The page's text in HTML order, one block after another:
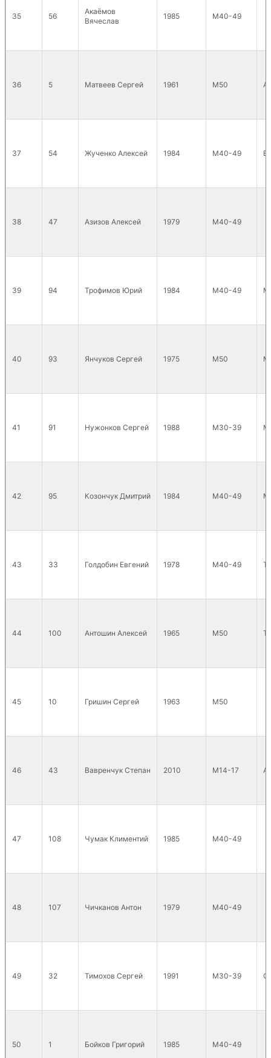
35 56
Акаёмов
Вячеслав
1985 М40-49
36 5 Матвеев Сергей 1961 М50
37 54 Жученко Алексей 1984 М40-49
38 47 Азизов Алексей 1979 М40-49
39 94 Трофимов Юрий 1984 М40-49
40 93 Янчуков Сергей 1975 М50
41 91 Нужонков Сергей 1988 М30-39
42 95 Козончук Дмитрий 1984 М40-49
43 33 Голдобин Евгений 1978 М40-49
44 100 Антошин Алексей 1965 М50
45 10 Гришин Сергей 1963 М50
46 43 Вавренчук Степан 2010 М14-17
47 108 Чумак Климентий 1985 М40-49
48 107 Чичканов Антон 1979 М40-49
49 32 Тимохов Сергей 1991 М30-39
50 1 Бойков Григорий 1985 М40-49